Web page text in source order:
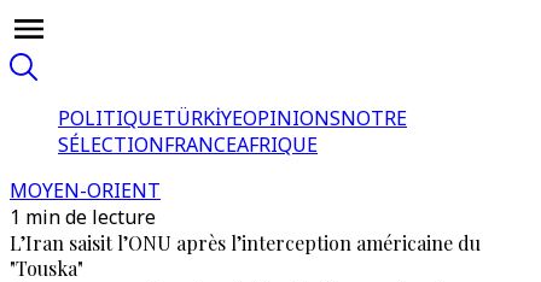
POLITIQUETÜRKİYEOPINIONSNOTRE
SÉLECTIONFRANCEAFRIQUE
MOYEN-ORIENT
1 min de lecture
L’Iran saisit l’ONU après l’interception américaine du
"Touska"